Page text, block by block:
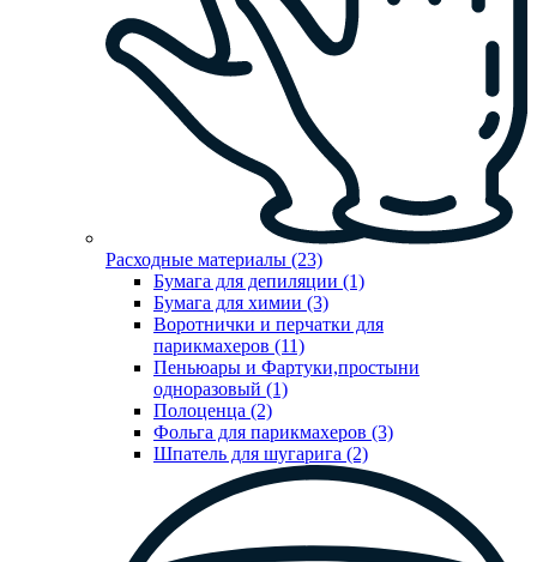
Расходные материалы (23)
Бумага для депиляции (1)
Бумага для химии (3)
Воротнички и перчатки для
парикмахеров (11)
Пеньюары и Фартуки,простыни
одноразовый (1)
Полоценца (2)
Фольга для парикмахеров (3)
Шпатель для шугарига (2)